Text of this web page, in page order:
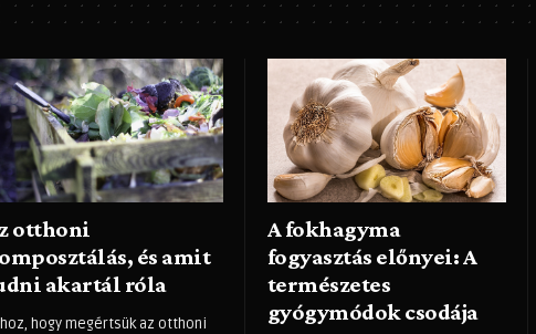
otthoni
és amit
akartál róla
hogy megértsük az otthoni
A fokhagyma
fogyasztás előnyei: A
természetes
gyógymódok csodája